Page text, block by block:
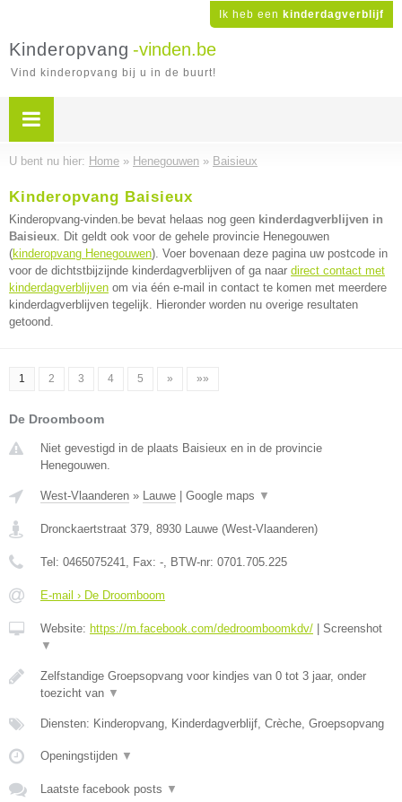
Ik heb een kinderdagverblijf
Kinderopvang -vinden.be
Vind kinderopvang bij u in de buurt!
U bent nu hier: Home » Henegouwen » Baisieux
Kinderopvang Baisieux
Kinderopvang-vinden.be bevat helaas nog geen kinderdagverblijven in
Baisieux. Dit geldt ook voor de gehele provincie Henegouwen
(kinderopvang Henegouwen). Voer bovenaan deze pagina uw postcode in
voor de dichtstbijzijnde kinderdagverblijven of ga naar direct contact met
kinderdagverblijven om via één e-mail in contact te komen met meerdere
kinderdagverblijven tegelijk. Hieronder worden nu overige resultaten
getoond.
1 2 3 4 5 » »»
De Droomboom
Niet gevestigd in de plaats Baisieux en in de provincie
Henegouwen.
West-Vlaanderen » Lauwe Google maps ▼
Dronckaertstraat 379, 8930 Lauwe (West-Vlaanderen)
Tel: 0465075241, Fax: -, BTW-nr: 0701.705.225
E-mail › De Droomboom
Website: https://m.facebook.com/dedroomboomkdv/
Screenshot
▼
Zelfstandige Groepsopvang voor kindjes van 0 tot 3 jaar, onder
toezicht van ▼
Diensten: Kinderopvang, Kinderdagverblijf, Crèche, Groepsopvang
Openingstijden ▼
Laatste facebook posts ▼